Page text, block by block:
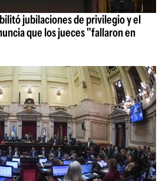
jubilaciones de privilegio y el
que los jueces "fallaron en